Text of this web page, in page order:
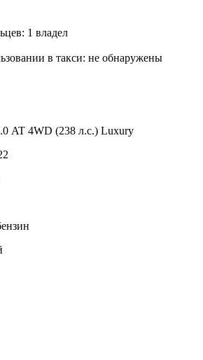
1 владел
в такси: не обнаружены
AT 4WD (238 л.с.) Luxury